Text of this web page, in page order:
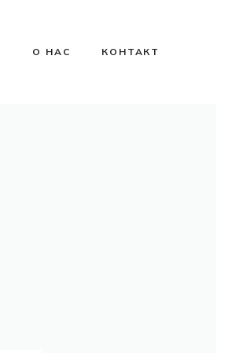
О НАС КОНТАКТ